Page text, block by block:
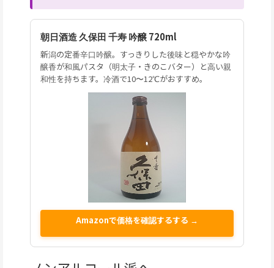
朝日酒造 久保田 千寿 吟醸 720ml
新潟の定番辛口吟醸。すっきりした後味と穏やかな吟
醸香が和風パスタ（明太子・きのこバター）と高い親
和性を持ちます。冷酒で10〜12℃がおすすめ。
Amazonで価格を確認するする →